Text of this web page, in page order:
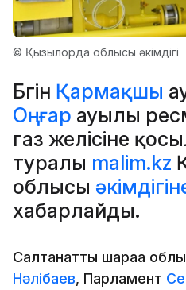
© Қызылорда облысы әкімдігі
Бүгін Қармақшы
Оңғар ауылы
газ желісіне
туралы malim.kz
облысы
хабарлайды.
Салтанатты шараға
Нәлібаев, Парламент